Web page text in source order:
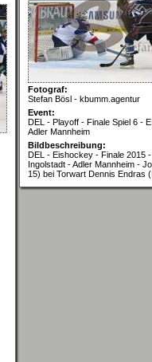
Fotograf:
Stefan Bösl - kbumm.agentur
Event:
DEL - Playoff - Finale Spiel 6 -
Adler Mannheim
Bildbeschreibung:
DEL - Eishockey - Finale 2015
Ingolstadt - Adler Mannheim -
15) bei Torwart Dennis Endras